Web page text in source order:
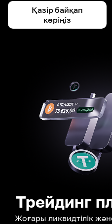
Қазір байқап
көріңіз
Трейдинг
Жоғары ликвидтілік